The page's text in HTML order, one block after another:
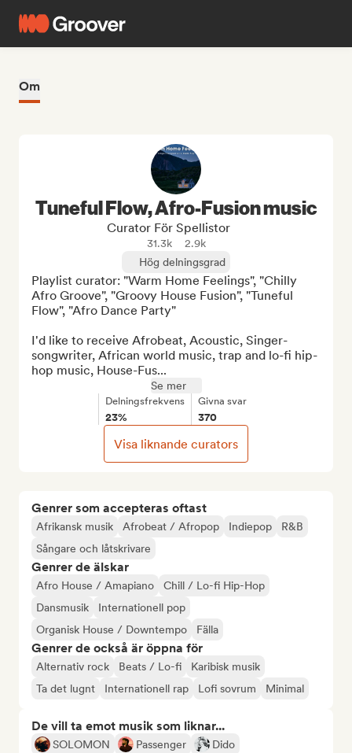
Om
Genrer som accepteras oftast
Afrikansk musik Afrobeat / Afropop Indiepop
R&B
Sångare och låtskrivare
Genrer de älskar
Afro House / Amapiano
Chill / Lo-fi Hip-Hop
Dansmusik
Internationell pop
Organisk House / Downtempo
Fälla
Genrer de också är öppna för
Alternativ rock Beats / Lo-fi
Karibisk musik
Ta det lugnt
Internationell rap Lofi sovrum Minimal
De vill ta emot musik som liknar...
SOLOMON Passenger
Dido
Tuneful Flow, Afro-Fusion music
Curator För Spellistor
31.3k
2.9k
Hög delningsgrad
Playlist curator: "Warm Home Feelings", "Chilly
Afro Groove", "Groovy House Fusion", "Tuneful
Flow", "Afro Dance Party"
I'd like to receive Afrobeat, Acoustic, Singer-
songwriter, African world music, trap and lo-fi hip-
hop music, House-Fus...
Se mer
Delningsfrekvens
23%
Givna svar
370
Visa liknande curators